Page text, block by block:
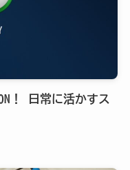
！ 日常に活かすス